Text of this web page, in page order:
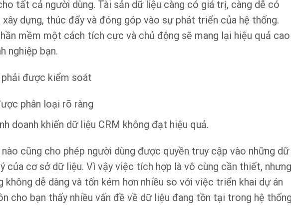
tất cả người dùng. Tài sản dữ liệu càng có giá trị, càng dễ có
dựng, thúc đẩy và đóng góp vào sự phát triển của hệ thống.
mềm một cách tích cực và chủ động sẽ mang lại hiệu quả cao
nghiệp bạn.
được kiểm soát
phân loại rõ ràng
doanh khiến dữ liệu CRM không đạt hiệu quả.
cũng cho phép người dùng được quyền truy cập vào những dữ
của cơ sở dữ liệu. Vì vậy việc tích hợp là vô cùng cần thiết, nhưng
dễ dàng và tốn kém hơn nhiều so với việc triển khai dự án
cho bạn thấy nhiều vấn đề về dữ liệu đang tồn tại trong hệ